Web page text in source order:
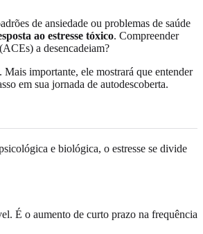
de ansiedade ou problemas de saúde
ao estresse tóxico. Compreender
a desencadeiam?
Mais importante, ele mostrará que entender
em sua jornada de autodescoberta.
e biológica, o estresse se divide
É o aumento de curto prazo na frequência